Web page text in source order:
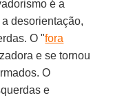
é a
desorientação,
O "fora
e se tornou
O
e